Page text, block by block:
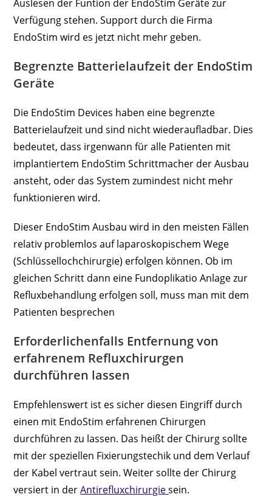
Auslesen der Funtion der EndoStim Geräte zur
Verfügung stehen. Support durch die Firma
EndoStim wird es jetzt nicht mehr geben.
Begrenzte Batterielaufzeit der EndoStim
Geräte
Die EndoStim Devices haben eine begrenzte
Batterielaufzeit und sind nicht wiederaufladbar. Dies
bedeutet, dass irgenwann für alle Patienten mit
implantiertem EndoStim Schrittmacher der Ausbau
ansteht, oder das System zumindest nicht mehr
funktionieren wird.
Dieser EndoStim Ausbau wird in den meisten Fällen
relativ problemlos auf laparoskopischem Wege
(Schlüssellochchirurgie) erfolgen können. Ob im
gleichen Schritt dann eine Fundoplikatio Anlage zur
Refluxbehandlung erfolgen soll, muss man mit dem
Patienten besprechen
Erforderlichenfalls Entfernung von
erfahrenem Refluxchirurgen
durchführen lassen
Empfehlenswert ist es sicher diesen Eingriff durch
einen mit EndoStim erfahrenen Chirurgen
durchführen zu lassen. Das heißt der Chirurg sollte
mit der speziellen Fixierungstechik und dem Verlauf
der Kabel vertraut sein. Weiter sollte der Chirurg
versiert in derAntirefluxchirurgiesein.